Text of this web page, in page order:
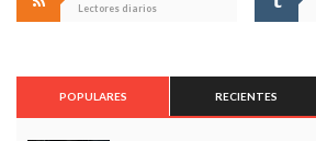
Lectores diarios
POPULARES RECIENTES